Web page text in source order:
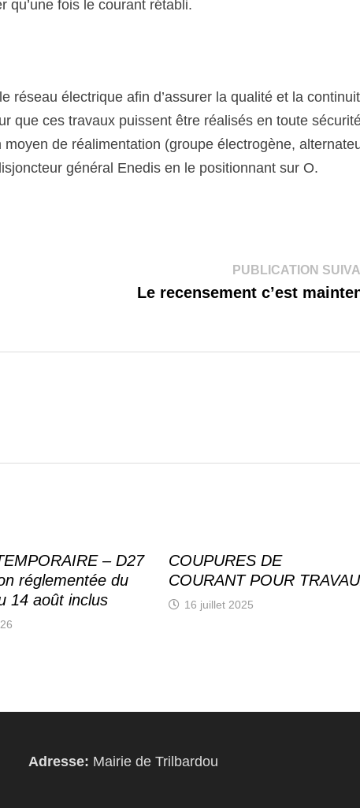
qu’une fois le courant rétabli.
réseau électrique afin d’assurer la qualité et la
que ces travaux puissent être réalisés en toute
de réalimentation (groupe électrogène,
général Enedis en le positionnant sur O.
PUBLICATION
Le recensement c’est
– D27
réglementée du
14 août inclus
COUPURES DE
COURANT POUR
16 juillet 2025
Adresse: Mairie de Trilbardou